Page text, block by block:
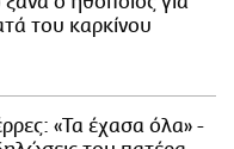
του καρκίνου
«Τα έχασα όλα» -